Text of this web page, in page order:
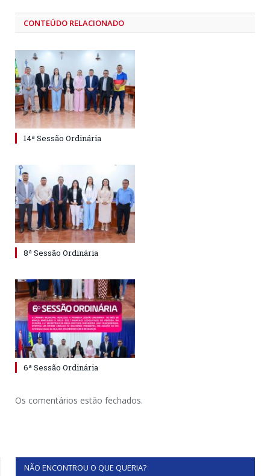
CONTEÚDO RELACIONADO
14ª Sessão Ordinária
8ª Sessão Ordinária
6ª Sessão Ordinária
Os comentários estão fechados.
NÃO ENCONTROU O QUE QUERIA?